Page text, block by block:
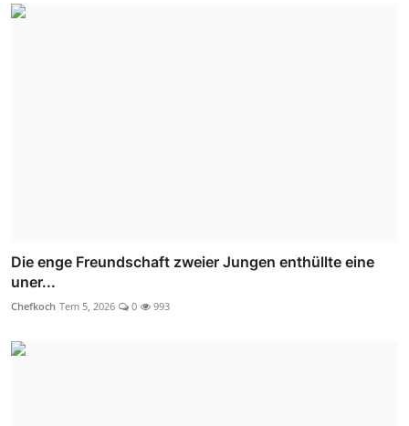
Die enge Freundschaft zweier Jungen enthüllte eine
uner...
Chefkoch Tem 5, 2026 0 993